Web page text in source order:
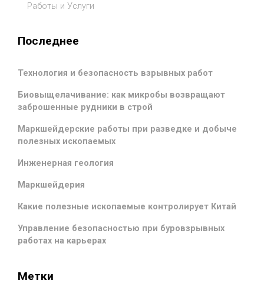
Работы и Услуги
Последнее
Технология и безопасность взрывных работ
Биовыщелачивание: как микробы возвращают
заброшенные рудники в строй
Маркшейдерские работы при разведке и добыче
полезных ископаемых
Инженерная геология
Маркшейдерия
Какие полезные ископаемые контролирует Китай
Управление безопасностью при буровзрывных
работах на карьерах
Метки